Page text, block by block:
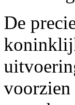
De
voorzien